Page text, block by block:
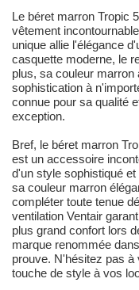
Le béret marron Tropic
vêtement
unique allie l'élégance
casquette moderne, le
plus, sa couleur marron
sophistication à
connue pour sa qualité
exception.
Bref, le béret marron
est un accessoire
d'un style sophistiqué
sa couleur marron
compléter toute tenue
ventilation Ventair
plus grand confort lors
marque renommée
prouve. N'hésitez pas à
touche de style à vos